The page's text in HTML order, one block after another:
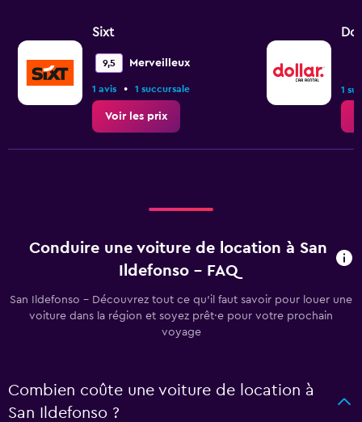
Sixt
9,5 Merveilleux
1 avis • 1 succursale
Voir les prix
1
Conduire une voiture de location à San
Ildefonso - FAQ
San Ildefonso - Découvrez tout ce qu’il faut savoir pour louer une
voiture dans la région et soyez prêt·e pour votre prochain
voyage
Combien coûte une voiture de location à
San Ildefonso ?